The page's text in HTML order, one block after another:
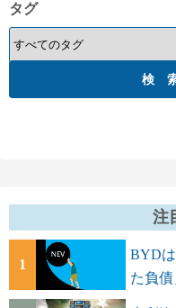
タグ
注
1
BYD
た負債